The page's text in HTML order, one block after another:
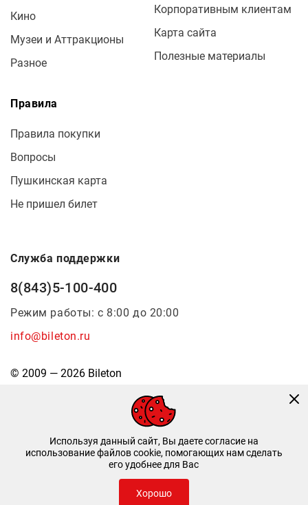
Кино
Музеи и Аттракционы
Разное
Корпоративным клиентам
Карта сайта
Полезные материалы
Правила
Правила покупки
Вопросы
Пушкинская карта
Не пришел билет
Служба поддержки
8(843)5-100-400
Режим работы: с 8:00 до 20:00
info@bileton.ru
© 2009 — 2026 Bileton
Инфоматика
—Дизайн и разработка
Используя данный сайт, Вы даете согласие на
использование файлов cookie, помогающих нам сделать
его удобнее для Вас
Хорошо